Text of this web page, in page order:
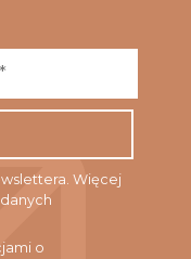
*
Więcej
o